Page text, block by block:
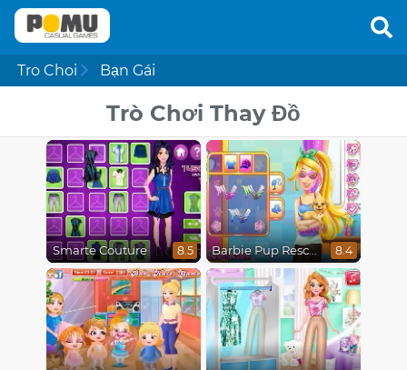
Tro Choi Bạn Gái
Trò Chơi Thay Đồ
Smarte Couture 8.5 Barbie Pup Rescue 8.4